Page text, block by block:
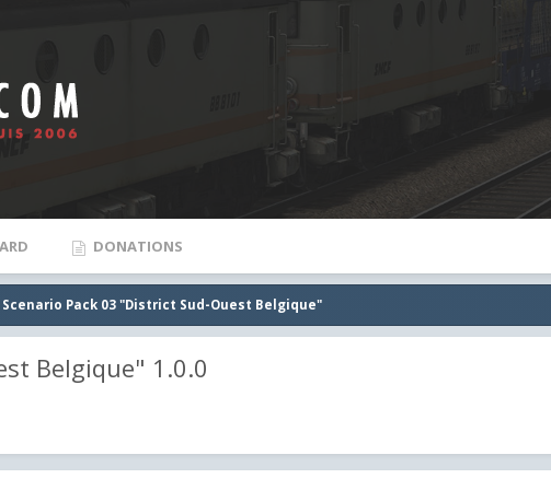
DONATIONS
Scenario Pack 03 "District Sud-Ouest Belgique"
Belgique" 1.0.0